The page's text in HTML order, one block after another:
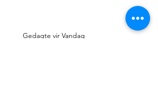
Gedagte vir Vandag